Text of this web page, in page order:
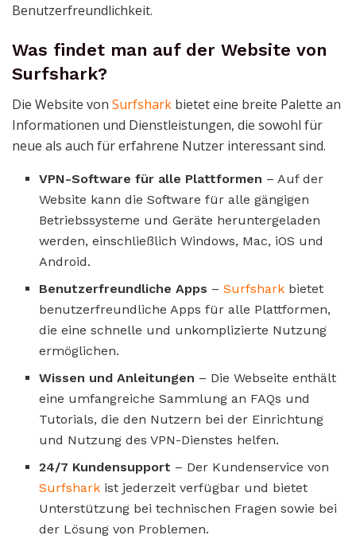
Benutzerfreundlichkeit.
Was findet man auf der Website von
Surfshark?
Die Website von Surfshark bietet eine breite Palette an
Informationen und Dienstleistungen, die sowohl für
neue als auch für erfahrene Nutzer interessant sind.
VPN-Software für alle Plattformen – Auf der
Website kann die Software für alle gängigen
Betriebssysteme und Geräte heruntergeladen
werden, einschließlich Windows, Mac, iOS und
Android.
Benutzerfreundliche Apps –Surfshark bietet
benutzerfreundliche Apps für alle Plattformen,
die eine schnelle und unkomplizierte Nutzung
ermöglichen.
Wissen und Anleitungen – Die Webseite enthält
eine umfangreiche Sammlung an FAQs und
Tutorials, die den Nutzern bei der Einrichtung
und Nutzung des VPN-Dienstes helfen.
24/7 Kundensupport – Der Kundenservice von
Surfshark ist jederzeit verfügbar und bietet
Unterstützung bei technischen Fragen sowie bei
der Lösung von Problemen.